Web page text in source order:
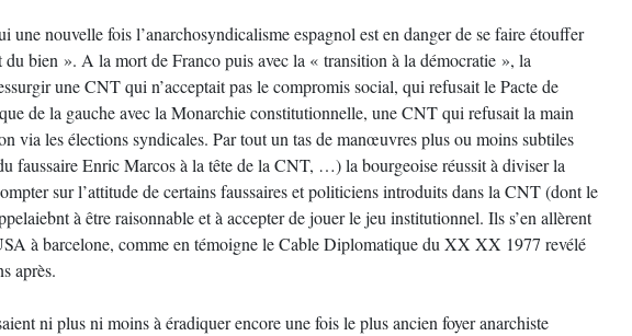
une nouvelle fois l’anarchosyndicalisme espagnol est en danger de se faire étouffer
bien ». A la mort de Franco puis avec la « transition à la démocratie », la
une CNT qui n’acceptait pas le compromis social, qui refusait le Pacte de
de la gauche avec la Monarchie constitutionnelle, une CNT qui refusait la main
via les élections syndicales. Par tout un tas de manœuvres plus ou moins subtiles
faussaire Enric Marcos à la tête de la CNT, …) la bourgeoise réussit à diviser la
sur l’attitude de certains faussaires et politiciens introduits dans la CNT (dont le
à être raisonnable et à accepter de jouer le jeu institutionnel. Ils s’en allèrent
à barcelone, comme en témoigne le Cable Diplomatique du XX XX 1977 revélé
après.
ni plus ni moins à éradiquer encore une fois le plus ancien foyer anarchiste